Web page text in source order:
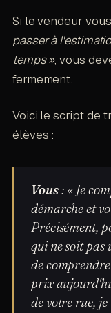
Si le vendeur
passer à
temps », vous
fermement.
Voici le script de
élèves :
Vous: « Je
démarche et
Précisément,
qui ne soit pas
de
prix
de votre rue,